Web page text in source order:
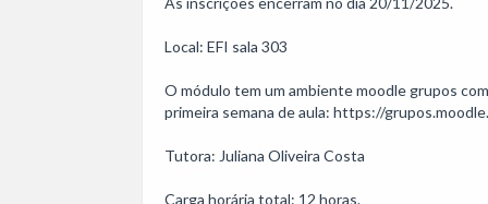
Local: EFI sala 303
O módulo tem um ambiente moodle grupos
primeira semana de aula: https://
Tutora: Juliana Oliveira Costa
Carga horária total: 12 horas.